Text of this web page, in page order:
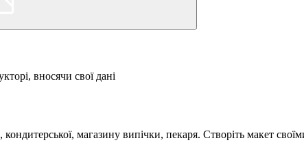
вносячи свої дані
магазину випічки, пекаря. Створіть макет